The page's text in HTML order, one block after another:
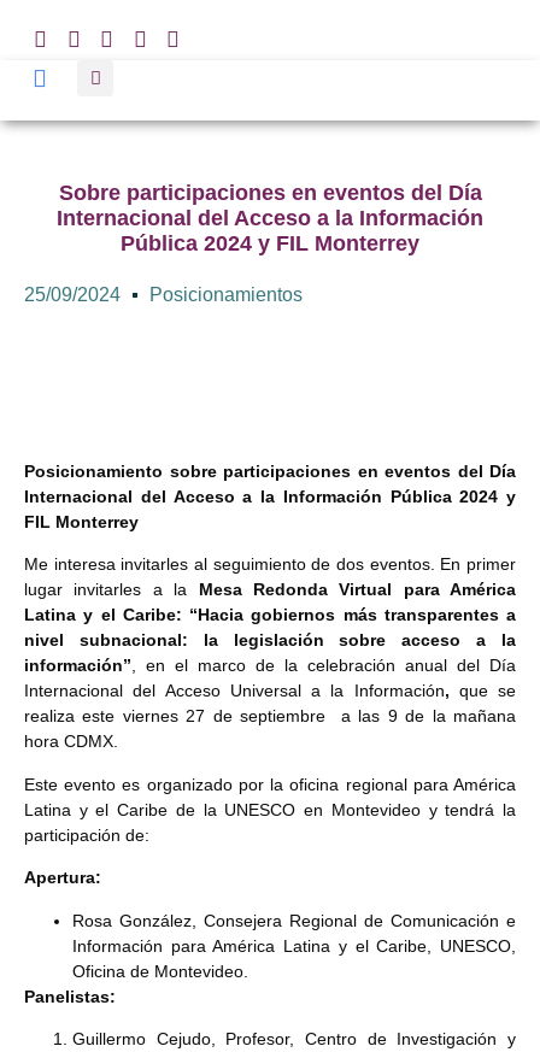
Sobre participaciones en eventos del Día
Internacional del Acceso a la Información
Pública 2024 y FIL Monterrey
25/09/2024 Posicionamientos
Posicionamiento sobre participaciones en eventos del Día
Internacional del Acceso a la Información Pública 2024 y
FIL Monterrey
Me interesa invitarles al seguimiento de dos eventos. En primer
lugar invitarles a la Mesa Redonda Virtual para América
Latina y el Caribe: “Hacia gobiernos más transparentes a
nivel subnacional: la legislación sobre acceso a la
información”, en el marco de la celebración anual del Día
Internacional del Acceso Universal a la Información, que se
realiza este viernes 27 de septiembre a las 9 de la mañana
hora CDMX.
Este evento es organizado por la oficina regional para América
Latina y el Caribe de la UNESCO en Montevideo y tendrá la
participación de:
Apertura:
Rosa González, Consejera Regional de Comunicación e
Información para América Latina y el Caribe, UNESCO,
Oficina de Montevideo.
Panelistas:
Guillermo Cejudo, Profesor, Centro de Investigación y